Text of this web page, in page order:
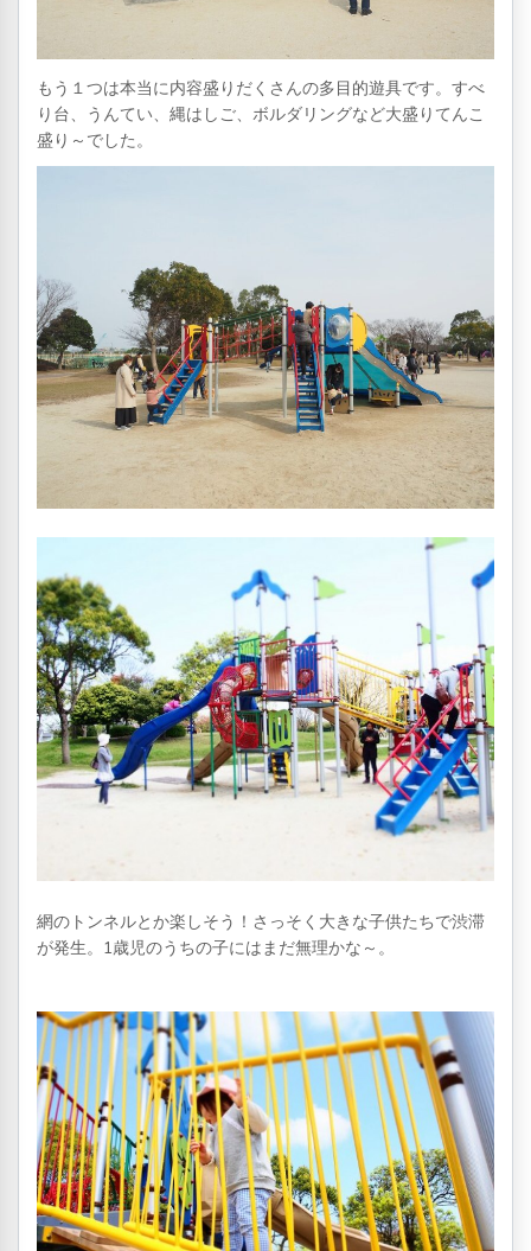
もう１つは本当に内容盛りだくさんの多目的遊具です。すべ
り台、うんてい、縄はしご、ボルダリングなど大盛りてんこ
盛り～でした。
網のトンネルとか楽しそう！さっそく大きな子供たちで渋滞
が発生。1歳児のうちの子にはまだ無理かな～。